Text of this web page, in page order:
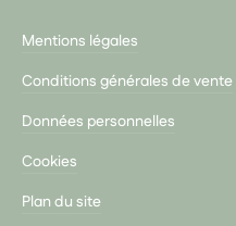
Mentions légales
Conditions générales de vente
Données personnelles
Cookies
Plan du site